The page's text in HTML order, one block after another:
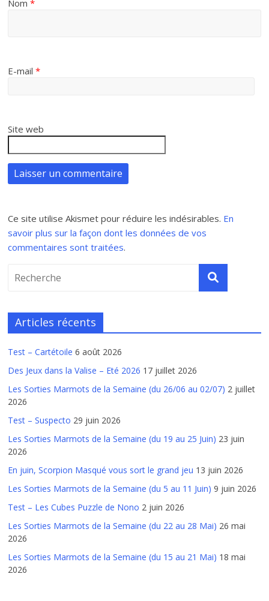
Nom*
E-mail*
Site web
Ce site utilise Akismet pour réduire les indésirables. En
savoir plus sur la façon dont les données de vos
commentaires sont traitées.
Articles récents
Test – Cartétoile 6 août 2026
Des Jeux dans la Valise – Eté 2026 17 juillet 2026
Les Sorties Marmots de la Semaine (du 26/06 au 02/07) 2 juillet
2026
Test – Suspecto 29 juin 2026
Les Sorties Marmots de la Semaine (du 19 au 25 Juin) 23 juin
2026
En juin, Scorpion Masqué vous sort le grand jeu 13 juin 2026
Les Sorties Marmots de la Semaine (du 5 au 11 Juin) 9 juin 2026
Test – Les Cubes Puzzle de Nono 2 juin 2026
Les Sorties Marmots de la Semaine (du 22 au 28 Mai) 26 mai
2026
Les Sorties Marmots de la Semaine (du 15 au 21 Mai) 18 mai
2026